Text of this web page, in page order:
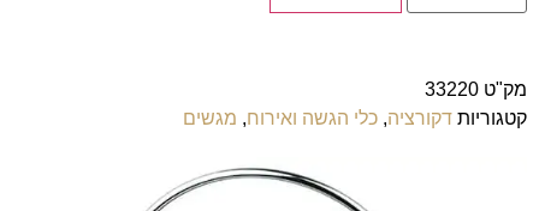
מק"ט 33220
קטגוריות דקורציה, כלי הגשה ואירוח, מגשים